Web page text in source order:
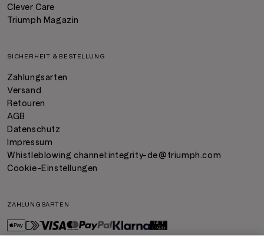
Clever Care
Triumph Magazin
SICHERHEIT & BESTELLUNG
Zahlungsarten
Versand
Retouren
AGB
Datenschutz
Impressum
Whistleblowing channel:integrity-de@triumph.com
Cookie-Einstellungen
ZAHLUNGSARTEN